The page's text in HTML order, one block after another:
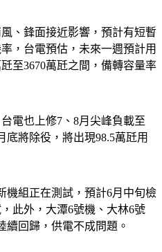
、鋒面接近影響，預計有短暫
，台電預估，未來一週預計用
至3670萬瓩之間，備轉容量率
電也上修7、8月尖峰負載至
底將除役，將出現98.5萬瓩用
機組正在測試，預計6月中旬檢
此外，大潭6號機、大林6號
續回歸，供電不成問題。